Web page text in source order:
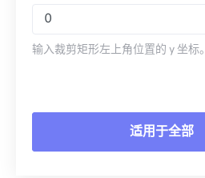
输入裁剪矩形左上角位置的 y 坐标。
适用于全部